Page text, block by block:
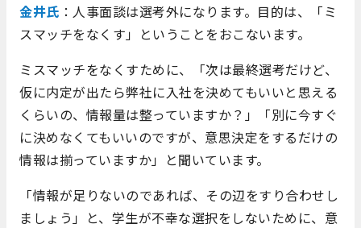
金井氏 ：人事面談は選考外になります。目的は、「ミ
スマッチをなくす」ということをおこないます。
ミスマッチをなくすために、「次は最終選考だけど、
仮に内定が出たら弊社に入社を決めてもいいと思える
くらいの、情報量は整っていますか？」「別に今すぐ
に決めなくてもいいのですが、意思決定をするだけの
情報は揃っていますか」と聞いています。
「情報が足りないのであれば、その辺をすり合わせし
ましょう」と、学生が不幸な選択をしないために、意